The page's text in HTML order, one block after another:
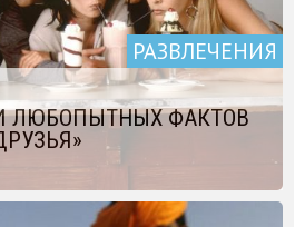
РАЗВЛЕЧЕНИЯ
ЛЮБОПЫТНЫХ ФАКТОВ